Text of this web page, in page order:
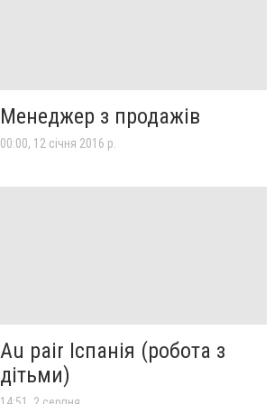
Менеджер з продажів
00:00, 12 січня 2016 р.
Au pair Іспанія (робота з
дітьми)